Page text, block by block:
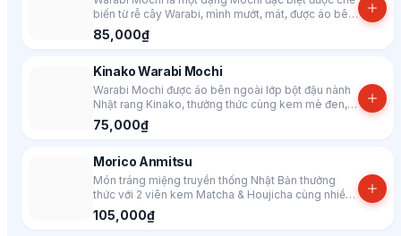
biến từ rễ cây Warabi, mình mướt, mát, được áo bên
ngoài lớp bột Matcha vùng Shizuoka nguyên chất
nên vị khá mạnh. Người mới làm quen với Matcha
nhàng hơn!
85,000₫
Kinako Warabi Mochi
Warabi Mochi được áo bên ngoài lớp bột đậu nành
Nhật rang Kinako, thưởng thức cùng kem mè đen,
gạo nếp shiratama, đậu đỏ Nhật & xốt mật đen
Kuromitsu.
75,000₫
Morico Anmitsu
Món tráng miệng truyền thống Nhật Bản thưởng
thức với 2 viên kem Matcha & Houjicha cùng nhiều
thành phần được ưa chuộng khác.
105,000₫